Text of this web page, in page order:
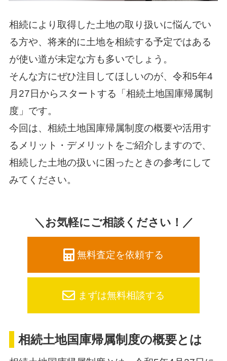
相続により取得した土地の取り扱いに悩んでい
る方や、将来的に土地を相続する予定ではある
が使い道が未定な方も多いでしょう。
そんな方にぜひ注目してほしいのが、令和5年4
月27日からスタートする「相続土地国庫帰属制
度」です。
今回は、相続土地国庫帰属制度の概要や活用す
るメリット・デメリットをご紹介しますので、
相続した土地の扱いに困ったときの参考にして
みてください。
＼お気軽にご相談ください！／
無料査定を依頼する
まずは無料相談する
相続土地国庫帰属制度の概要とは